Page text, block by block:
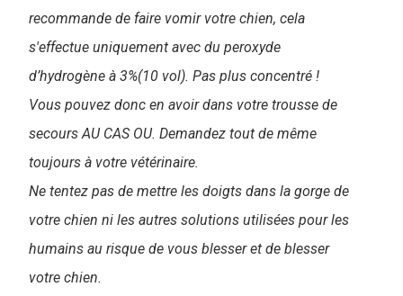
recommande de faire vomir votre chien, cela
s'effectue uniquement avec du peroxyde
d’hydrogène à 3%(10 vol). Pas plus concentré !
Vous pouvez donc en avoir dans votre trousse de
secours AU CAS OU. Demandez tout de même
toujours à votre vétérinaire.
Ne tentez pas de mettre les doigts dans la gorge de
votre chien ni les autres solutions utilisées pour les
humains au risque de vous blesser et de blesser
votre chien.